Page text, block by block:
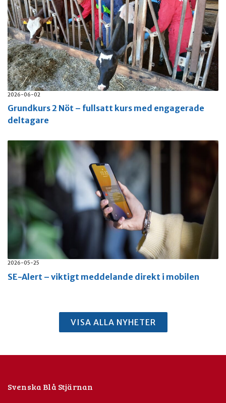
2026-06-02
Grundkurs 2 Nöt – fullsatt kurs med engagerade
deltagare
2026-05-25
SE-Alert – viktigt meddelande direkt i mobilen
VISA ALLA NYHETER
Svenska Blå Stjärnan